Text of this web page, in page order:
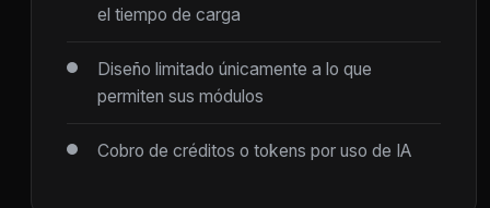
el tiempo de carga
Diseño limitado únicamente a lo que
permiten sus módulos
Cobro de créditos o tokens por uso de IA